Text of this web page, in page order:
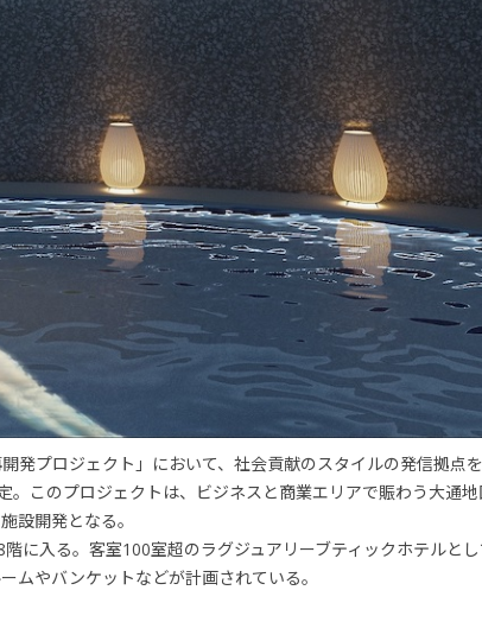
発プロジェクト」において、社会貢献のスタイルの発信拠点
このプロジェクトは、ビジネスと商業エリアで賑わう大通地
設開発となる。
に入る。客室100室超のラグジュアリーブティックホテルとし
ムやバンケットなどが計画されている。